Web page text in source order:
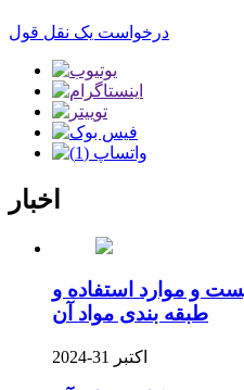
درخواست یک نقل قول
اخبار
و موارد استفاده و
طبقه بندی مواد آن
اکتبر 31-2024